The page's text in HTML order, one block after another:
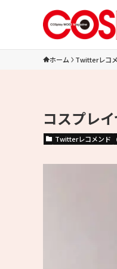
ホーム Twitterレコ
コスプレ
Twitterレコメンド